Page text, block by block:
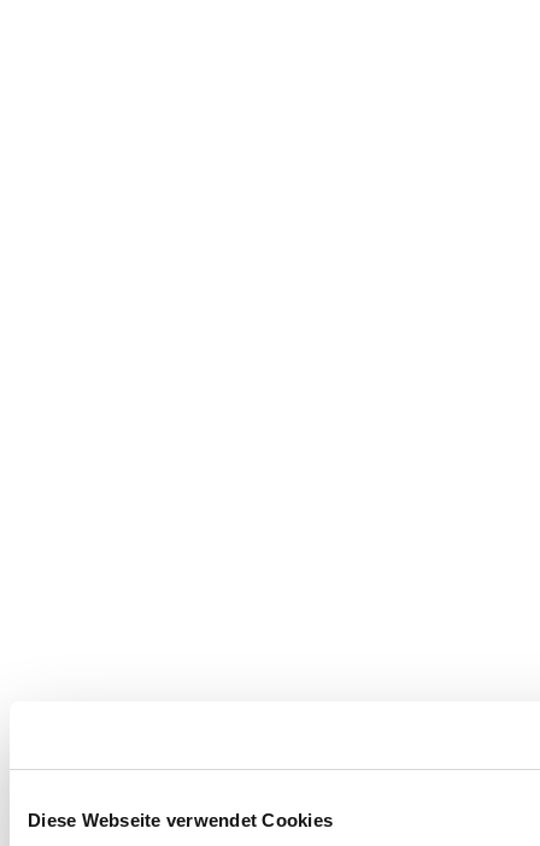
Diese Webseite verwendet Cookies